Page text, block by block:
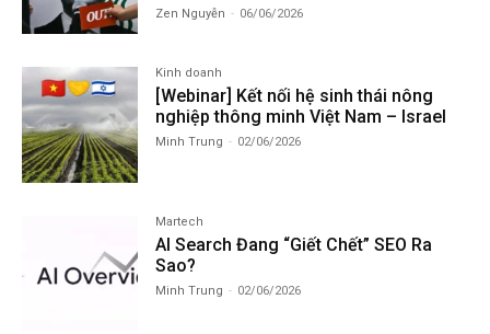
Zen Nguyễn - 06/06/2026
Kinh doanh
[Webinar] Kết nối hệ sinh thái nông
nghiệp thông minh Việt Nam – Israel
Minh Trung - 02/06/2026
Martech
AI Search Đang “Giết Chết” SEO Ra
Sao?
Minh Trung - 02/06/2026